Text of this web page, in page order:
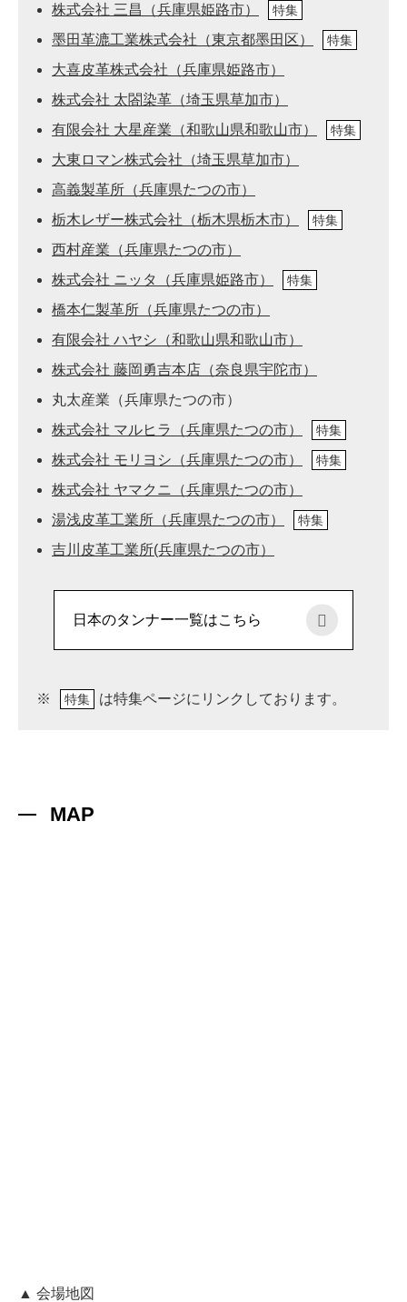
株式会社 三昌（兵庫県姫路市） 特集
墨田革漉工業株式会社（東京都墨田区） 特集
大喜皮革株式会社（兵庫県姫路市）
株式会社 太閤染革（埼玉県草加市）
有限会社 大星産業（和歌山県和歌山市）
特集
大東ロマン株式会社（埼玉県草加市）
高義製革所（兵庫県たつの市）
栃木レザー株式会社（栃木県栃木市）
特集
西村産業（兵庫県たつの市）
株式会社 ニッタ（兵庫県姫路市）
特集
橋本仁製革所（兵庫県たつの市）
有限会社 ハヤシ（和歌山県和歌山市）
株式会社 藤岡勇吉本店（奈良県宇陀市）
丸太産業（兵庫県たつの市）
株式会社 マルヒラ（兵庫県たつの市）
特集
株式会社 モリヨシ（兵庫県たつの市） 特集
株式会社 ヤマクニ（兵庫県たつの市）
湯浅皮革工業所（兵庫県たつの市）
特集
吉川皮革工業所(兵庫県たつの市）
日本のタンナー一覧はこちら
※ 特集 は特集ページにリンクしております。
MAP
▲ 会場地図